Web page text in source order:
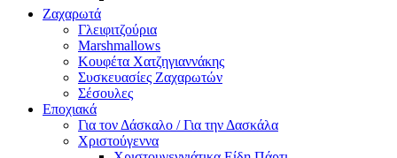
Ζαχαρωτά
Γλειφιτζούρια
Marshmallows
Κουφέτα Χατζηγιαννάκης
Συσκευασίες Ζαχαρωτών
Σέσουλες
Εποχιακά
Για τον Δάσκαλο / Για την Δασκάλα
Χριστούγεννα